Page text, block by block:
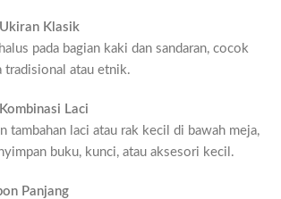
Klasik
pada bagian kaki dan sandaran, cocok
tradisional atau etnik.
Laci
tambahan laci atau rak kecil di bawah meja,
buku, kunci, atau aksesori kecil.
Panjang